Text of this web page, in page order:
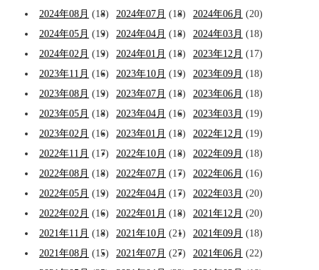
2024年08月 (18) 2024年07月 (18) 2024年06月 (20)
2024年05月 (19) 2024年04月 (18) 2024年03月 (18)
2024年02月 (19) 2024年01月 (18) 2023年12月 (17)
2023年11月 (16) 2023年10月 (19) 2023年09月 (18)
2023年08月 (19) 2023年07月 (18) 2023年06月 (18)
2023年05月 (18) 2023年04月 (16) 2023年03月 (19)
2023年02月 (16) 2023年01月 (18) 2022年12月 (19)
2022年11月 (17) 2022年10月 (18) 2022年09月 (18)
2022年08月 (18) 2022年07月 (17) 2022年06月 (16)
2022年05月 (19) 2022年04月 (17) 2022年03月 (20)
2022年02月 (16) 2022年01月 (18) 2021年12月 (20)
2021年11月 (18) 2021年10月 (21) 2021年09月 (18)
2021年08月 (15) 2021年07月 (27) 2021年06月 (22)